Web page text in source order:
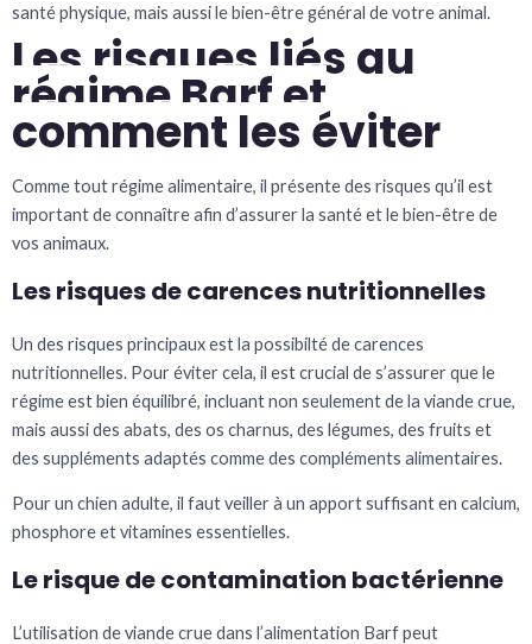
santé physique, mais aussi le bien-être général de votre animal.
Les risques liés au
régime Barf et
comment les éviter
Comme tout régime alimentaire, il présente des risques qu’il est
important de connaître afin d’assurer la santé et le bien-être de
vos animaux.
Les risques de carences nutritionnelles
Un des risques principaux est la possibilté de carences
nutritionnelles. Pour éviter cela, il est crucial de s’assurer que le
régime est bien équilibré, incluant non seulement de la viande crue,
mais aussi des abats, des os charnus, des légumes, des fruits et
des suppléments adaptés comme des compléments alimentaires.
Pour un chien adulte, il faut veiller à un apport suffisant en calcium,
phosphore et vitamines essentielles.
Le risque de contamination bactérienne
L’utilisation de viande crue dans l’alimentation Barf peut